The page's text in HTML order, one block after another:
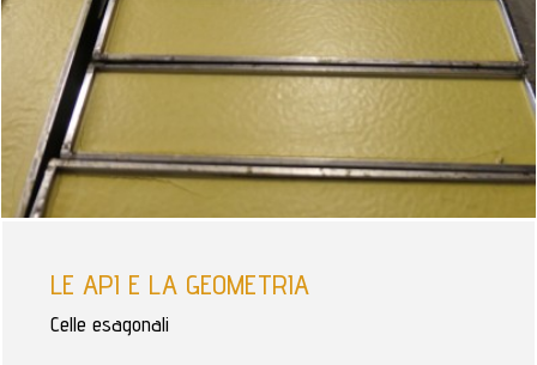
LE API E LA GEOMETRIA
Celle esagonali